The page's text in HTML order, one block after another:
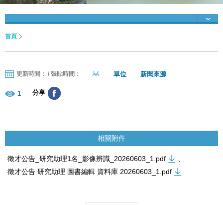
首頁
更新時間： / 張貼時間： 單位 新聞來源
1 分享
相關附件
徵才公告_研究助理1名_影像辨識_20260603_1.pdf
徵才公告 研究助理 圖書編輯 資料庫 20260603_1.pdf